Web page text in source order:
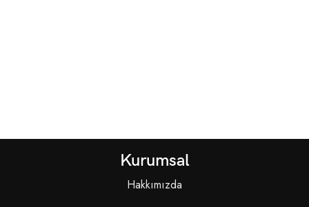
Kurumsal
Hakkımızda